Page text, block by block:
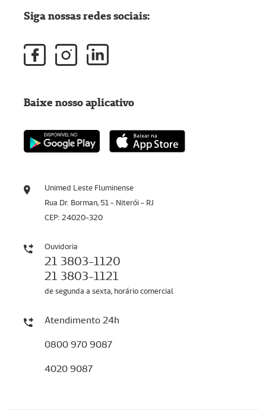
Unimed Leste Fluminense
Rua Dr. Borman, 51 - Niterói - RJ
CEP: 24020-320
Ouvidoria
21 3803-1120
21 3803-1121
de segunda a sexta, horário comercial
Atendimento 24h
0800 970 9087
4020 9087
Siga nossas redes sociais:
Baixe nosso aplicativo